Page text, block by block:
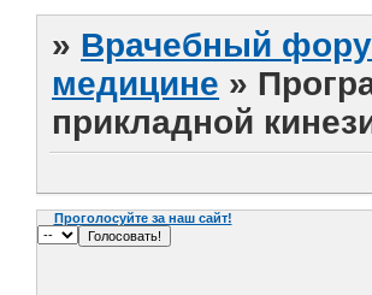
» Врачебный
медицине »
прикладной
Проголосуйте за наш сайт!